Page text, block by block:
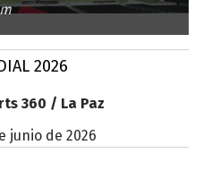
2026
360 / La Paz
junio de 2026